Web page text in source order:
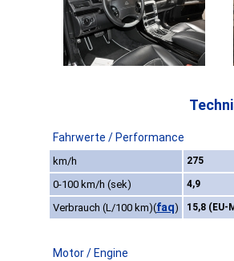
Fahrwerte / Performance
km/h 275
0-100 km/h (sek) 4,9
Verbrauch (L/100 km)(faq) 15,8 (EU-
Motor / Engine